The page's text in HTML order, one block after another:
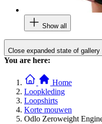
Show all
Close expanded state of gallery
You are here:
Home
Loopkleding
Loopshirts
Korte mouwen
Odlo Zeroweight